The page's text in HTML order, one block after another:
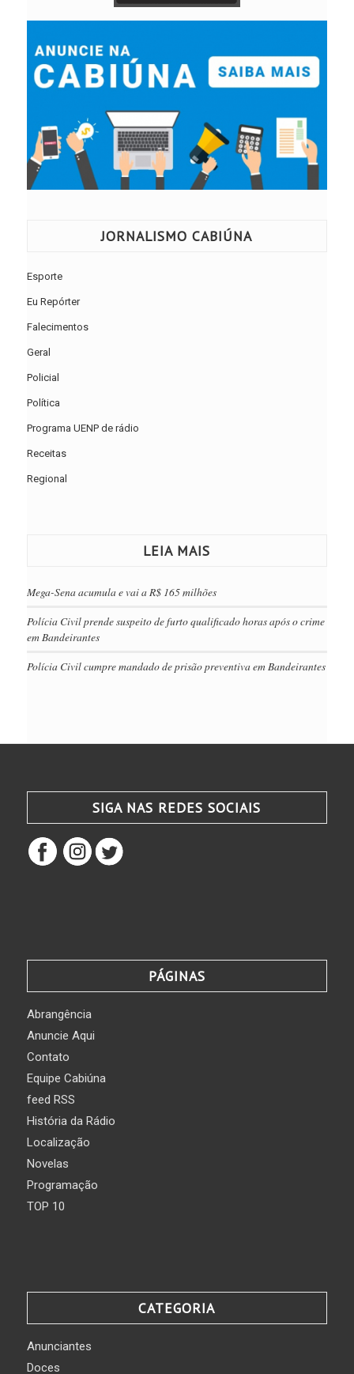
JORNALISMO CABIÚNA
Esporte
Eu Repórter
Falecimentos
Geral
Policial
Política
Programa UENP de rádio
Receitas
Regional
LEIA MAIS
Mega-Sena acumula e vai a R$ 165 milhões
Polícia Civil prende suspeito de furto qualificado horas após o crime
em Bandeirantes
Polícia Civil cumpre mandado de prisão preventiva em Bandeirantes
SIGA NAS REDES SOCIAIS
PÁGINAS
Abrangência
Anuncie Aqui
Contato
Equipe Cabiúna
feed RSS
História da Rádio
Localização
Novelas
Programação
TOP 10
CATEGORIA
Anunciantes
Doces